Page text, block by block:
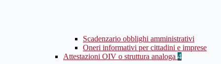
Scadenzario obblighi amministrativi
Oneri informativi per cittadini e imprese
Attestazioni OIV o struttura analoga 4